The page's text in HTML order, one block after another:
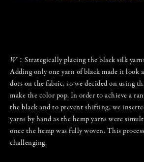
W：Strategically placing the black silk
Adding only one yarn of black made it look
dots on the fabric, so we decided on using
make the color pop. In order to achieve a
the black and to prevent shifting, we
yarns by hand as the hemp yarns were
once the hemp was fully woven. This
challenging.